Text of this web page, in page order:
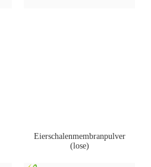
Eierschalenmembranpulver
(lose)